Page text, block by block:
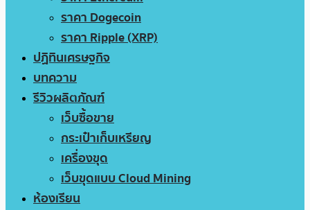
ราคา Dogecoin
ราคา Ripple (XRP)
ปฏิทินเศรษฐกิจ
บทความ
รีวิวผลิตภัณฑ์
เว็บซื้อขาย
กระเป๋าเก็บเหรียญ
เครื่องขุด
เว็บขุดแบบ Cloud Mining
ห้องเรียน